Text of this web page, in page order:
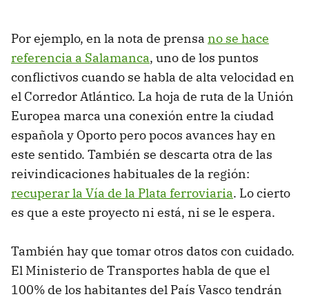
Por ejemplo, en la nota de prensa no se hace
referencia a Salamanca, uno de los puntos
conflictivos cuando se habla de alta velocidad en
el Corredor Atlántico. La hoja de ruta de la Unión
Europea marca una conexión entre la ciudad
española y Oporto pero pocos avances hay en
este sentido. También se descarta otra de las
reivindicaciones habituales de la región:
recuperar la Vía de la Plata ferroviaria. Lo cierto
es que a este proyecto ni está, ni se le espera.
También hay que tomar otros datos con cuidado.
El Ministerio de Transportes habla de que el
100% de los habitantes del País Vasco tendrán